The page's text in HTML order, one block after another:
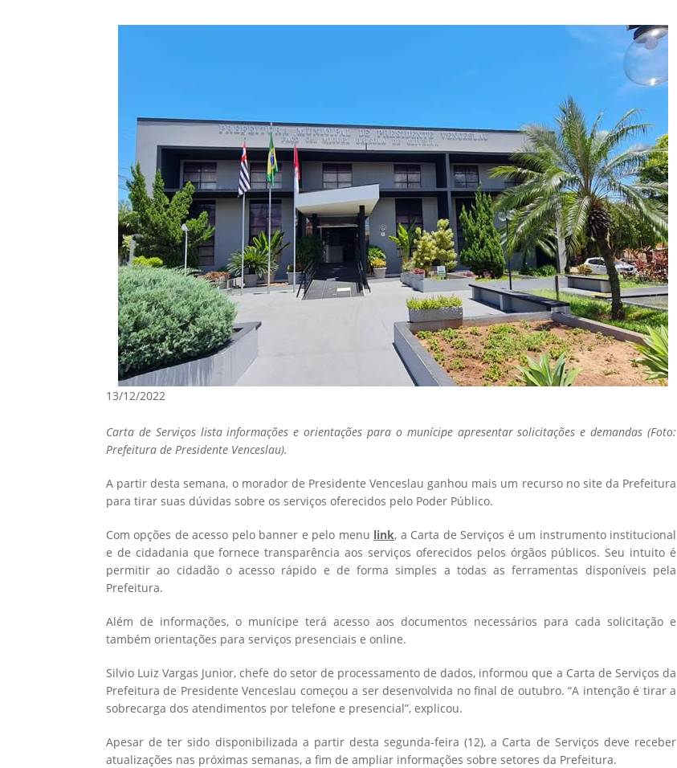
13/12/2022
Carta de Serviços lista informações e orientações para o munícipe apresentar solicitações e demandas (Foto:
Prefeitura de Presidente Venceslau).
A partir desta semana, o morador de Presidente Venceslau ganhou mais um recurso no site da Prefeitura
para tirar suas dúvidas sobre os serviços oferecidos pelo Poder Público.
Com opções de acesso pelo banner e pelo menu link, a Carta de Serviços é um instrumento institucional
e de cidadania que fornece transparência aos serviços oferecidos pelos órgãos públicos. Seu intuito é
permitir ao cidadão o acesso rápido e de forma simples a todas as ferramentas disponíveis pela
Prefeitura.
Além de informações, o munícipe terá acesso aos documentos necessários para cada solicitação e
também orientações para serviços presenciais e online.
Silvio Luiz Vargas Junior, chefe do setor de processamento de dados, informou que a Carta de Serviços da
Prefeitura de Presidente Venceslau começou a ser desenvolvida no final de outubro. “A intenção é tirar a
sobrecarga dos atendimentos por telefone e presencial”, explicou.
Apesar de ter sido disponibilizada a partir desta segunda-feira (12), a Carta de Serviços deve receber
atualizações nas próximas semanas, a fim de ampliar informações sobre setores da Prefeitura.